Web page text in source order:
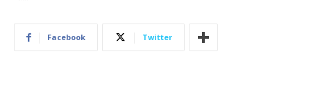
Facebook Twitter